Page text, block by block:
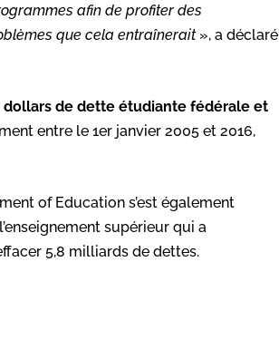
afin de profiter des
que cela entraînerait», a déclaré
dollars de dette étudiante fédérale et
entre le 1er janvier 2005 et 2016,
of Education s’est également
supérieur qui a
5,8 milliards de dettes.